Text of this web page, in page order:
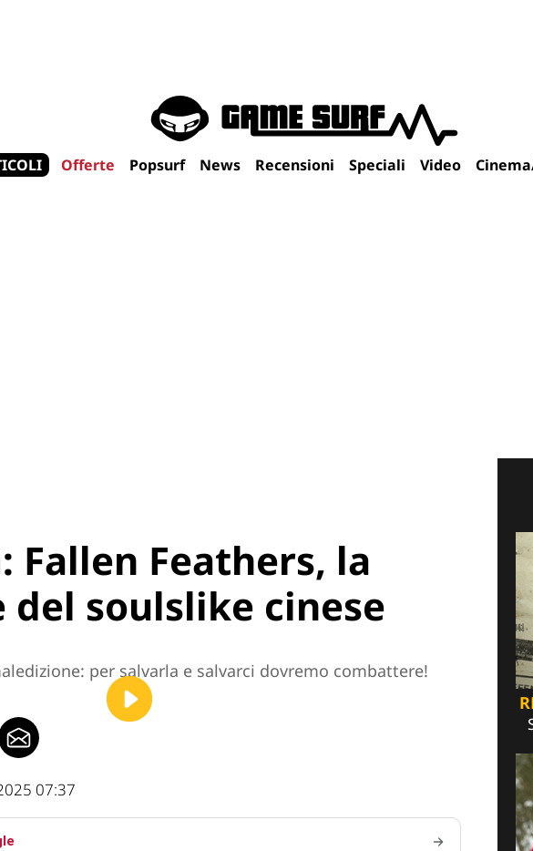
Offerte Popsurf News Recensioni Speciali Video
Fallen Feathers, la
del soulslike cinese
per salvarla e salvarci dovremo combattere!
07:37